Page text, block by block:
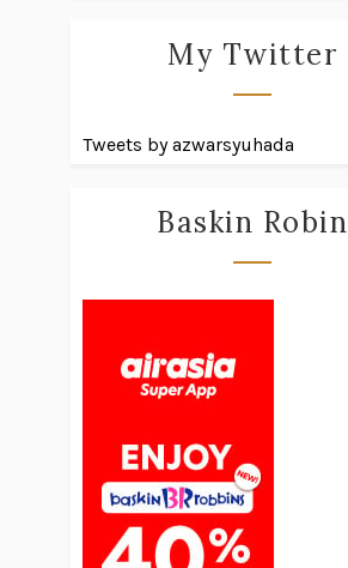
My Twitter
Tweets by azwarsyuhada
Baskin Robin